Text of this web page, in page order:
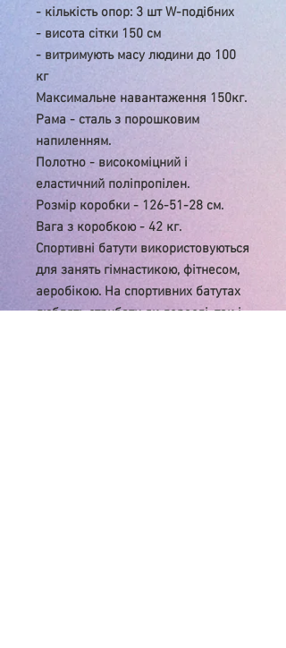
- кількість опор: 3 шт W-подібних
- висота сітки 150 см
- витримують масу людини до 100
кг
Максимальне навантаження 150кг.
Рама - сталь з порошковим
напиленням.
Полотно - високоміцний і
еластичний поліпропілен.
Розмір коробки - 126-51-28 см.
Вага з коробкою - 42 кг.
Спортивні батути використовуються
для занять гімнастикою, фітнесом,
аеробікою. На спортивних батутах
люблять стрибати як дорослі, так і